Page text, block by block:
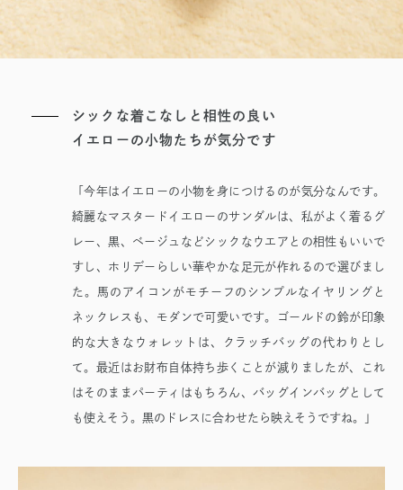
シックな着こなしと相性の良い
イエローの小物たちが気分です
「今年はイエローの小物を身につけるのが気分なんです。
綺麗なマスタードイエローのサンダルは、私がよく着るグ
レー、黒、ベージュなどシックなウエアとの相性もいいで
すし、ホリデーらしい華やかな足元が作れるので選びまし
た。馬のアイコンがモチーフのシンプルなイヤリングと
ネックレスも、モダンで可愛いです。ゴールドの鈴が印象
的な大きなウォレットは、クラッチバッグの代わりとし
て。最近はお財布自体持ち歩くことが減りましたが、これ
はそのままパーティはもちろん、バッグインバッグとして
も使えそう。黒のドレスに合わせたら映えそうですね。」